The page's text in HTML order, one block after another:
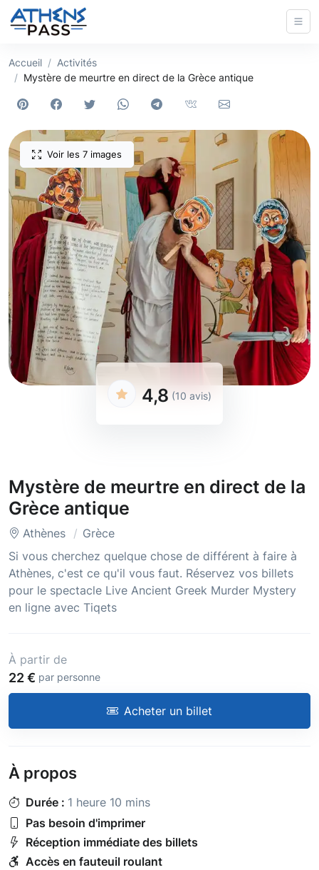
Accueil
Activités
Mystère de meurtre en direct de la Grèce antique
Voir les 7 images
4,8 (10 avis)
Mystère de meurtre en direct de la
Grèce antique
Athènes
Grèce
Si vous cherchez quelque chose de différent à faire à
Athènes, c'est ce qu'il vous faut. Réservez vos billets
pour le spectacle Live Ancient Greek Murder Mystery
en ligne avec Tiqets
À partir de
22 € par personne
Acheter un billet
À propos
Durée : 1 heure 10 mins
Pas besoin d'imprimer
Réception immédiate des billets
Accès en fauteuil roulant